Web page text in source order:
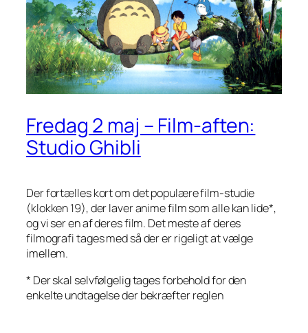
Fredag 2 maj – Film-aften:
Studio Ghibli
Der fortælles kort om det populære film-studie
(klokken 19), der laver anime film som alle kan lide*,
og vi ser en af deres film. Det meste af deres
filmografi tages med så der er rigeligt at vælge
imellem.
* Der skal selvfølgelig tages forbehold for den
enkelte undtagelse der bekræfter reglen